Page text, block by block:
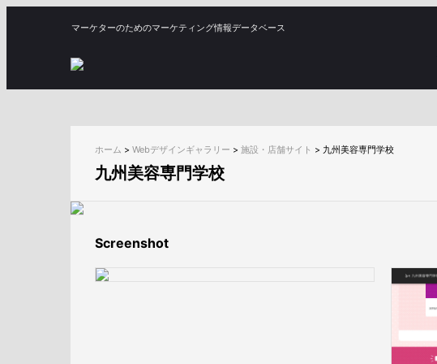
マーケターのためのマーケティング情報データベース
ホーム > Webデザインギャラリー > 施設・店舗サイト > 九州美容専門学校
九州美容専門学校
Screenshot